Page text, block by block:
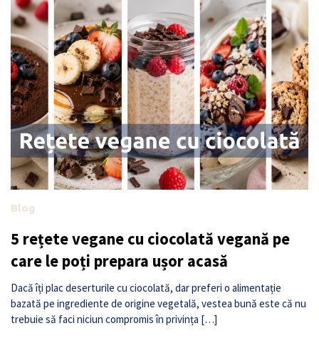
Blog
5 rețete vegane cu ciocolată vegană pe
care le poți prepara ușor acasă
Dacă îți plac deserturile cu ciocolată, dar preferi o alimentație
bazată pe ingrediente de origine vegetală, vestea bună este că nu
trebuie să faci niciun compromis în privința […]